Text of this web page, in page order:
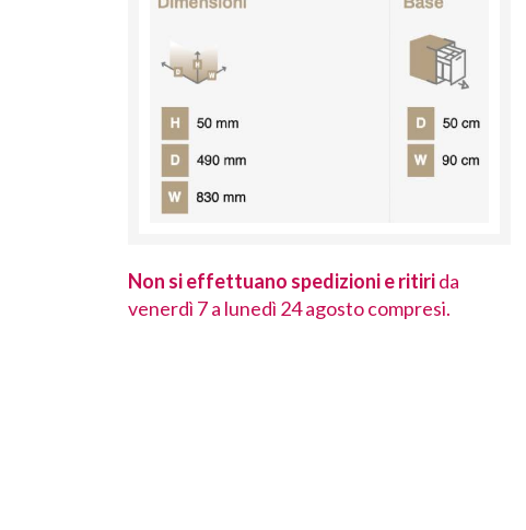
Non si effettuano spedizioni e ritirida
venerdì 7 a lunedì 24 agosto compresi.